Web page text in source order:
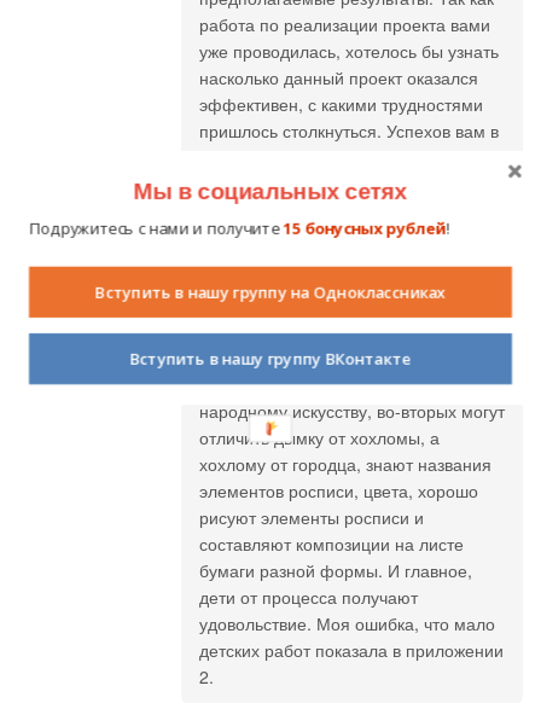
работа по реализации проекта вами
уже проводилась, хотелось бы узнать
насколько данный проект оказался
эффективен, с какими трудностями
пришлось столкнуться. Успехов вам в
Спасибо за замечания, в будущем
учту. Работаю в данном направлении
уже много и результат есть. Во-
первых, дети проявляют интерес к
народному искусству, во-вторых могут
отличить дымку от хохломы, а
хохлому от городца, знают названия
элементов росписи, цвета, хорошо
рисуют элементы росписи и
составляют композиции на листе
бумаги разной формы. И главное,
дети от процесса получают
удовольствие. Моя ошибка, что мало
детских работ показала в приложении
2.
Мы в социальных сетях
Подружитесь с нами и получите15 бонусных рублей!
Вступить в нашу группу на Одноклассниках
Вступить в нашу группу ВКонтакте